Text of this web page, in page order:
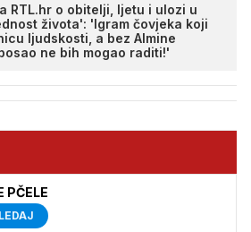
RTL.hr o obitelji, ljetu i ulozi u
života': 'Igram čovjeka koji
ljudskosti, a bez Almine
ne bih mogao raditi!'
PČELE